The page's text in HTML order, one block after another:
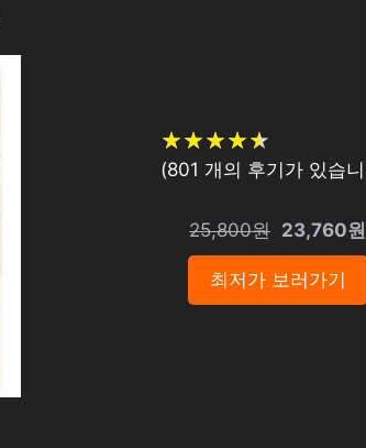
★★★★★
★★★★★
(801 개의 후기가 있습
25,800원 23,760원
최저가 보러가기